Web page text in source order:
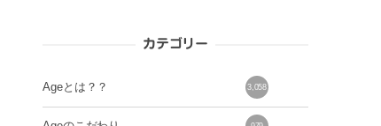
カテゴリー
Ageとは？？ 3,058